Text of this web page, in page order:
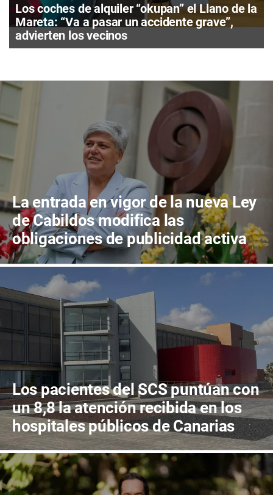
Los coches de alquiler “okupan” el Llano de la
Mareta: “Va a pasar un accidente grave”,
advierten los vecinos
La entrada en vigor de la nueva Ley
de Cabildos modifica las
obligaciones de publicidad activa
de las corporaciones insulares y
municipales
Los pacientes del SCS puntúan con
un 8,8 la atención recibida en los
hospitales públicos de Canarias